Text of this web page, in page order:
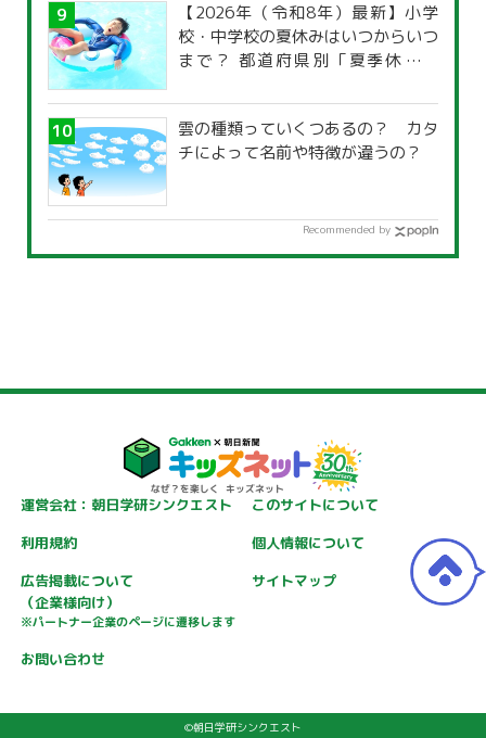
【2026年（令和8年）最新】小学
校・中学校の夏休みはいつからいつ
まで？ 都道府県別「夏季休暇一
雲の種類っていくつあるの？ カタ
チによって名前や特徴が違うの？
Recommended by
運営会社：朝日学研シンクエスト
このサイトについて
利用規約
個人情報について
広告掲載について
（企業様向け）
※パートナー企業のページに遷移します
サイトマップ
お問い合わせ
©朝日学研シンクエスト